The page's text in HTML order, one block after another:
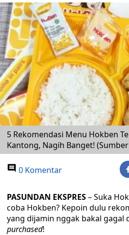
5 Rekomendasi Menu Hokben
Kantong, Nagih Banget!
0 Komentar
PASUNDAN EKSPRES– Suka
coba Hokben? Kepoin dulu
yang dijamin nggak bakal gagal
purchased!